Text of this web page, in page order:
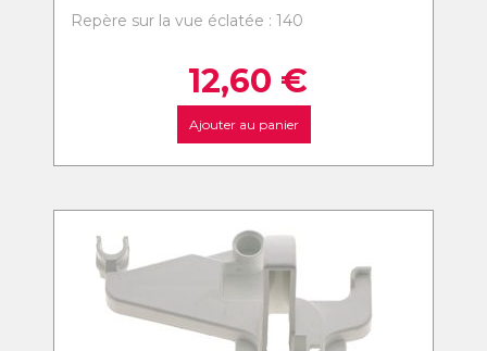
Repère sur la vue éclatée : 140
12,60 €
Ajouter au panier